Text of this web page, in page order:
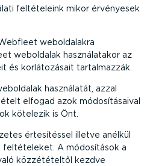
felté­te­leink mikor érvényesek
webol­da­lakra
weboldalak haszná­la­takor az
és korlá­to­zásait tartal­mazzák.
használatát, azzal
elfogad azok módosí­tá­saival
kötelezik is Önt.
értesí­téssel illetve anélkül
felté­te­leket. A módosítások a
közzé­té­teltől kezdve